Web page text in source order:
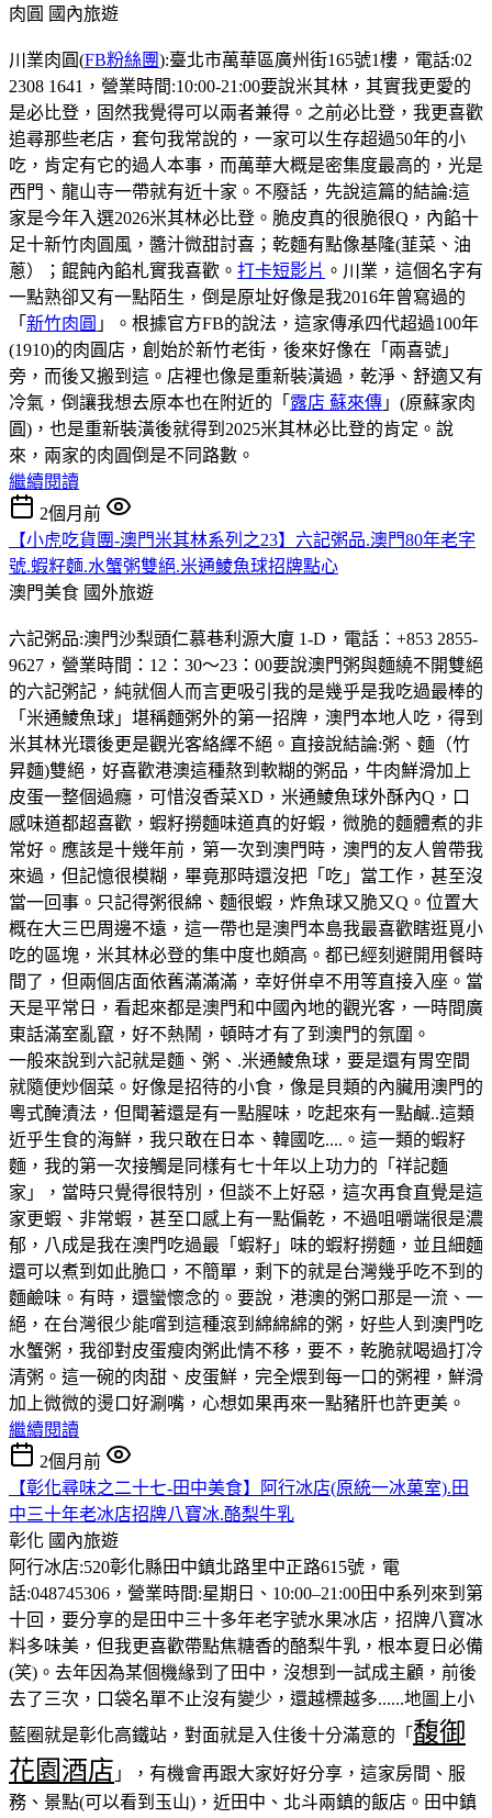
肉圓 國內旅遊
川業肉圓(FB粉絲團):臺北市萬華區廣州街165號1樓，電話:02
2308 1641，營業時間:10:00-21:00要說米其林，其實我更愛的
是必比登，固然我覺得可以兩者兼得。之前必比登，我更喜歡
追尋那些老店，套句我常說的，一家可以生存超過50年的小
吃，肯定有它的過人本事，而萬華大概是密集度最高的，光是
西門、龍山寺一帶就有近十家。不廢話，先說這篇的結論:這
家是今年入選2026米其林必比登。脆皮真的很脆很Q，內餡十
足十新竹肉圓風，醬汁微甜討喜；乾麵有點像基隆(韮菜、油
蔥）；餛飩內餡札實我喜歡。 打卡短影片 。川業，這個名字有
一點熟卻又有一點陌生，倒是原址好像是我2016年曾寫過的
「 新竹肉圓 」。根據官方FB的說法，這家傳承四代超過100年
(1910)的肉圓店，創始於新竹老街，後來好像在「兩喜號」
旁，而後又搬到這。店裡也像是重新裝潢過，乾淨、舒適又有
冷氣，倒讓我想去原本也在附近的「 露店 蘇來傳 」(原蘇家肉
圓)，也是重新裝潢後就得到2025米其林必比登的肯定。說
來，兩家的肉圓倒是不同路數。
繼續閱讀
2個月前
【小虎吃貨團-澳門米其林系列之23】六記粥品.澳門80年老字
號.蝦籽麵.水蟹粥雙絕.米通鯪魚球招牌點心
澳門美食 國外旅遊
六記粥品:澳門沙梨頭仁慕巷利源大廈 1-D，電話：+853 2855-
9627，營業時間：12：30～23：00要說澳門粥與麵繞不開雙絕
的六記粥記，純就個人而言更吸引我的是幾乎是我吃過最棒的
「米通鯪魚球」堪稱麵粥外的第一招牌，澳門本地人吃，得到
米其林光環後更是觀光客絡繹不絕。直接說結論:粥、麵（竹
昇麵)雙絕，好喜歡港澳這種熬到軟糊的粥品，牛肉鮮滑加上
皮蛋一整個過癮，可惜沒香菜XD，米通鯪魚球外酥內Q，口
感味道都超喜歡，蝦籽撈麵味道真的好蝦，微脆的麵體煮的非
常好。應該是十幾年前，第一次到澳門時，澳門的友人曾帶我
來過，但記憶很模糊，畢竟那時還沒把「吃」當工作，甚至沒
當一回事。只記得粥很綿、麵很蝦，炸魚球又脆又Q。位置大
概在大三巴周邊不遠，這一帶也是澳門本島我最喜歡瞎逛覓小
吃的區塊，米其林必登的集中度也頗高。都已經刻避開用餐時
間了，但兩個店面依舊滿滿滿，幸好併卓不用等直接入座。當
天是平常日，看起來都是澳門和中國內地的觀光客，一時間廣
東話滿室亂竄，好不熱鬧，頓時才有了到澳門的氛圍。
一般來說到六記就是麵、粥、.米通鯪魚球，要是還有胃空間
就隨便炒個菜。好像是招待的小食，像是貝類的內臟用澳門的
粵式醃漬法，但聞著還是有一點腥味，吃起來有一點鹹..這類
近乎生食的海鮮，我只敢在日本、韓國吃....。這一類的蝦籽
麵，我的第一次接觸是同樣有七十年以上功力的「祥記麵
家」，當時只覺得很特別，但談不上好惡，這次再食直覺是這
家更蝦、非常蝦，甚至口感上有一點偏乾，不過咀嚼端很是濃
郁，八成是我在澳門吃過最「蝦籽」味的蝦籽撈麵，並且細麵
還可以煮到如此脆口，不簡單，剩下的就是台灣幾乎吃不到的
麵鹼味。有時，還蠻懷念的。要說，港澳的粥口那是一流、一
絕，在台灣很少能嚐到這種滾到綿綿綿的粥，好些人到澳門吃
水蟹粥，我卻對皮蛋瘦肉粥此情不移，要不，乾脆就喝過打冷
清粥。這一碗的肉甜、皮蛋鮮，完全煨到每一口的粥裡，鮮滑
加上微微的燙口好涮嘴，心想如果再來一點豬肝也許更美。
繼續閱讀
2個月前
【彰化尋味之二十七-田中美食】阿行冰店(原統一冰菓室).田
中三十年老冰店招牌八寶冰.酪梨牛乳
彰化 國內旅遊
阿行冰店:520彰化縣田中鎮北路里中正路615號，電
話:048745306，營業時間:星期日、10:00–21:00田中系列來到第
十回，要分享的是田中三十多年老字號水果冰店，招牌八寶冰
料多味美，但我更喜歡帶點焦糖香的酪梨牛乳，根本夏日必備
(笑)。去年因為某個機緣到了田中，沒想到一試成主顧，前後
去了三次，口袋名單不止沒有變少，還越標越多......地圖上小
藍圈就是彰化高鐵站，對面就是入住後十分滿意的「 馥御
花園酒店 」，有機會再跟大家好好分享，這家房間、服
務、景點(可以看到玉山)，近田中、北斗兩鎮的飯店。田中鎮